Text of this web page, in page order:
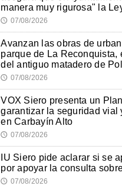
manera muy rigurosa" la
🕔 07/08/2026
Avanzan las obras de
parque de La Reconquista,
del antiguo matadero de
🕔 07/08/2026
VOX Siero presenta un
garantizar la seguridad vial
en Carbayín Alto
🕔 07/08/2026
IU Siero pide aclarar si se
por apoyar la consulta
🕔 07/08/2026